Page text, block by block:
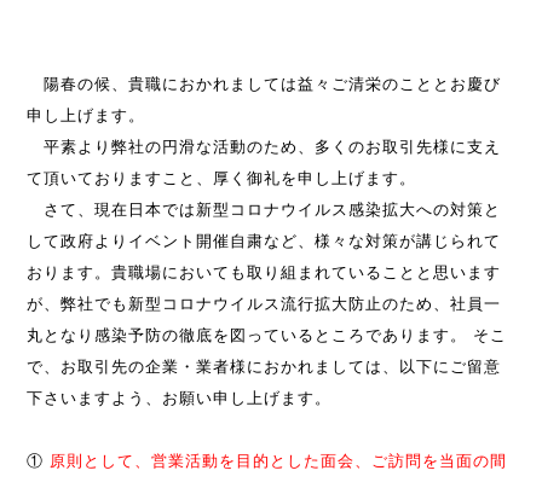
陽春の候、貴職におかれましては益々ご清栄のこととお慶び
申し上げます。
平素より弊社の円滑な活動のため、多くのお取引先様に支え
て頂いておりますこと、厚く御礼を申し上げます。
さて、現在日本では新型コロナウイルス感染拡大への対策と
して政府よりイベント開催自粛など、様々な対策が講じられて
おります。貴職場においても取り組まれていることと思います
が、弊社でも新型コロナウイルス流行拡大防止のため、社員一
丸となり感染予防の徹底を図っているところであります。 そこ
で、お取引先の企業・業者様におかれましては、以下にご留意
下さいますよう、お願い申し上げます。
① 原則として、営業活動を目的とした面会、ご訪問を当面の間